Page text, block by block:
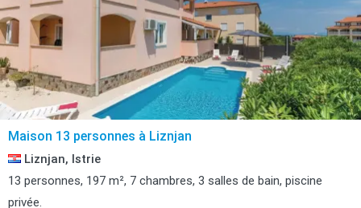
Maison 13 personnes à Liznjan
Liznjan, Istrie
13 personnes, 197 m², 7 chambres, 3 salles de bain, piscine
privée.